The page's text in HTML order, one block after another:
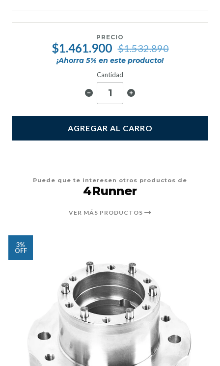
PRECIO
$1.461.900 $1.532.890
¡Ahorra 5% en este producto!
Cantidad
AGREGAR AL CARRO
Puede que te interesen otros productos de
4Runner
VER MÁS PRODUCTOS
3%
OFF